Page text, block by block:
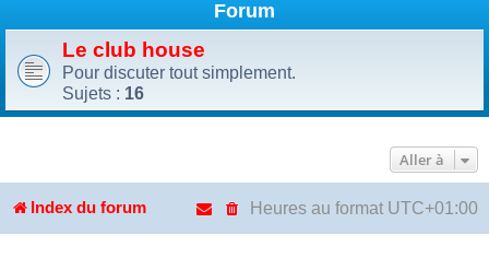
Forum
Le club house
Pour discuter tout simplement.
Sujets : 16
Aller à
Index du forum Heures au format UTC+01:00